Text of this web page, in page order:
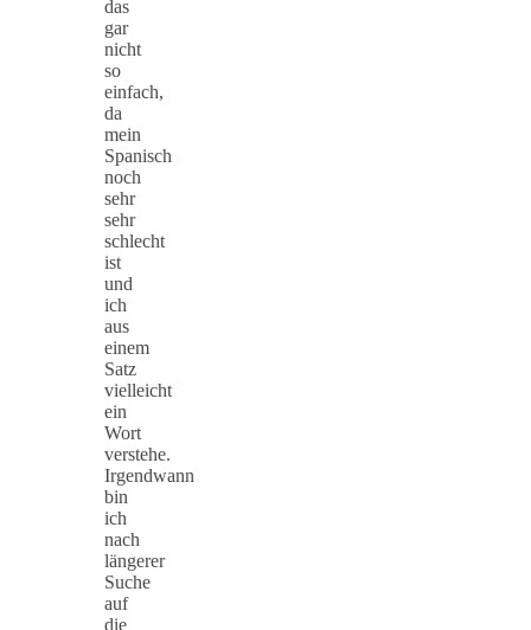
das
gar
nicht
so
einfach,
da
mein
Spanisch
noch
sehr
sehr
schlecht
ist
und
ich
aus
einem
Satz
vielleicht
ein
Wort
verstehe.
Irgendwann
bin
ich
nach
längerer
Suche
auf
die